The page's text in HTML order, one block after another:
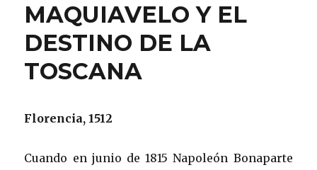
MAQUIAVELO Y EL
DESTINO DE LA
TOSCANA
Florencia, 1512
Cuando en junio de 1815 Napoleón Bonaparte